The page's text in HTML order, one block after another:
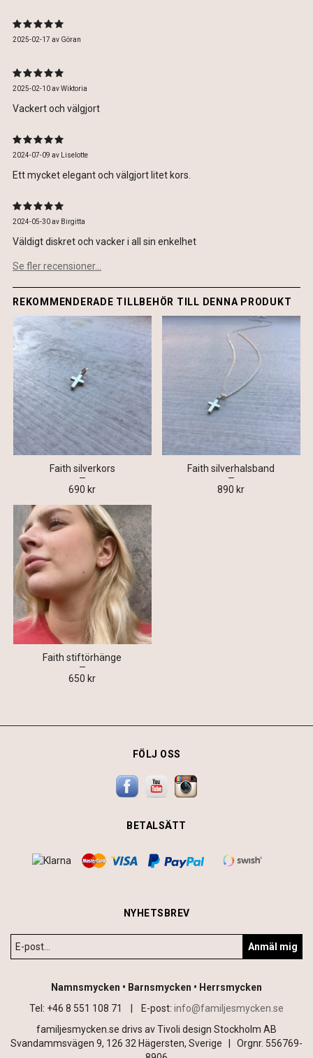
2025-02-17 av Göran
2025-02-10avWiktoria
Vackert och välgjort
2024-07-09 av Liselotte
Ett mycket elegant och välgjort litet kors.
2024-05-30av Birgitta
Väldigt diskret och vacker i all sin enkelhet
Se fler recensioner...
REKOMMENDERADE TILLBEHÖR TILL DENNA PRODUKT
Faith silverkors
690 kr
Faith silverhalsband
890 kr
Faith stiftörhänge
650 kr
BETALSÄTT
FÖLJ OSS
NYHETSBREV
Anmäl mig
Namnsmycken • Barnsmycken • Herrsmycken
Tel: +46 8 551 108 71 |
E-post: info@familjesmycken.se
familjesmycken.se drivs av Tivoli design Stockholm AB
Svandammsvägen 9, 126 32 Hägersten, Sverige | Orgnr. 556769-